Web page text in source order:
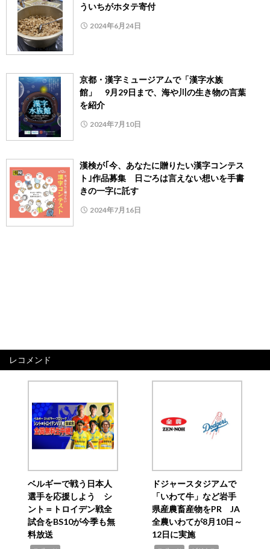
ういちがホタテ寄付
2024年6月24日
京都・漢字ミュージアムで「漢字水族
館」 9月29日まで、海や川の生き物の言葉
を紹介
2024年7月10日
漢検が｢今、あなたに贈りたい漢字コンテス
ト｣作品募集 日ごろは言えない想いを手書
きの一字に託す
2024年7月16日
レコメンド
ベルギーで戦う日本人
選手を応援しよう シ
ント＝トロイデン戦全
試合をBS10が今季も無
料放送
ドジャースタジアムで
「いわて牛」など岩手
県産農畜産物をPR JA
全農いわてが8月10日～
12日に実施